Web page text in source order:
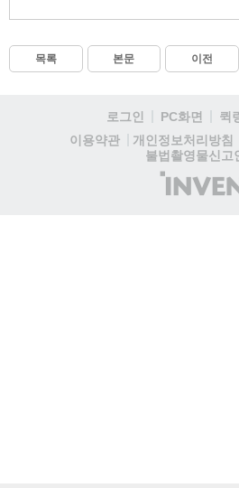
목록 본문 이전
로그인 PC화면 퀵
이용약관
개인정보처리방침
불법촬영물신고
(주)
인